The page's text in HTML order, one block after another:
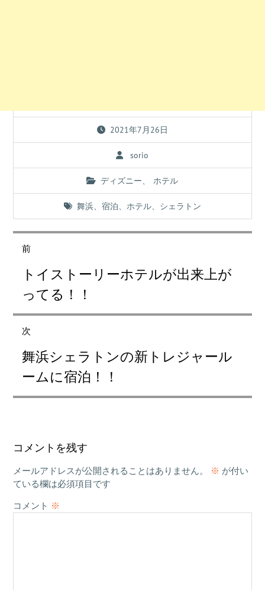
2021年7月26日
sorio
ディズニー、 ホテル
舞浜、 宿泊、 ホテル、 シェラトン
投
稿
ゲ
ー
シ
ョ
前
去
投
稿:
トイストーリーホテルが出来上が
ってる！！
次
の
舞浜シェラトンの新トレジャール
ームに宿泊！！
コメントを残す
メールアドレスが公開されることはありません。 ※ が付い
ている欄は必須項目です
コメント ※